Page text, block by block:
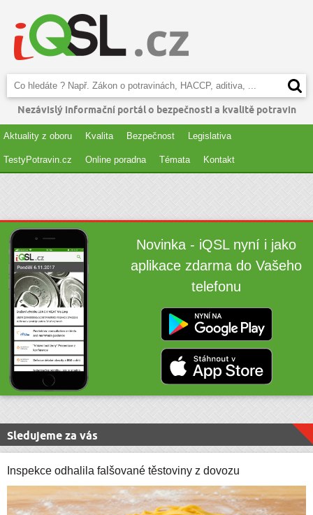
Nezávislý informační portál o bezpečnosti a kvalitě potravin
Aktuality z oboru Kvalita Bezpečnost Legislativa
TestyPotravin.cz Online poradna Témata Kontakt
Novinka - iQSL nyní i jako
aplikace zdarma do Vašeho
telefonu
Sledujeme za vás
Inspekce odhalila falšované těstoviny z dovozu